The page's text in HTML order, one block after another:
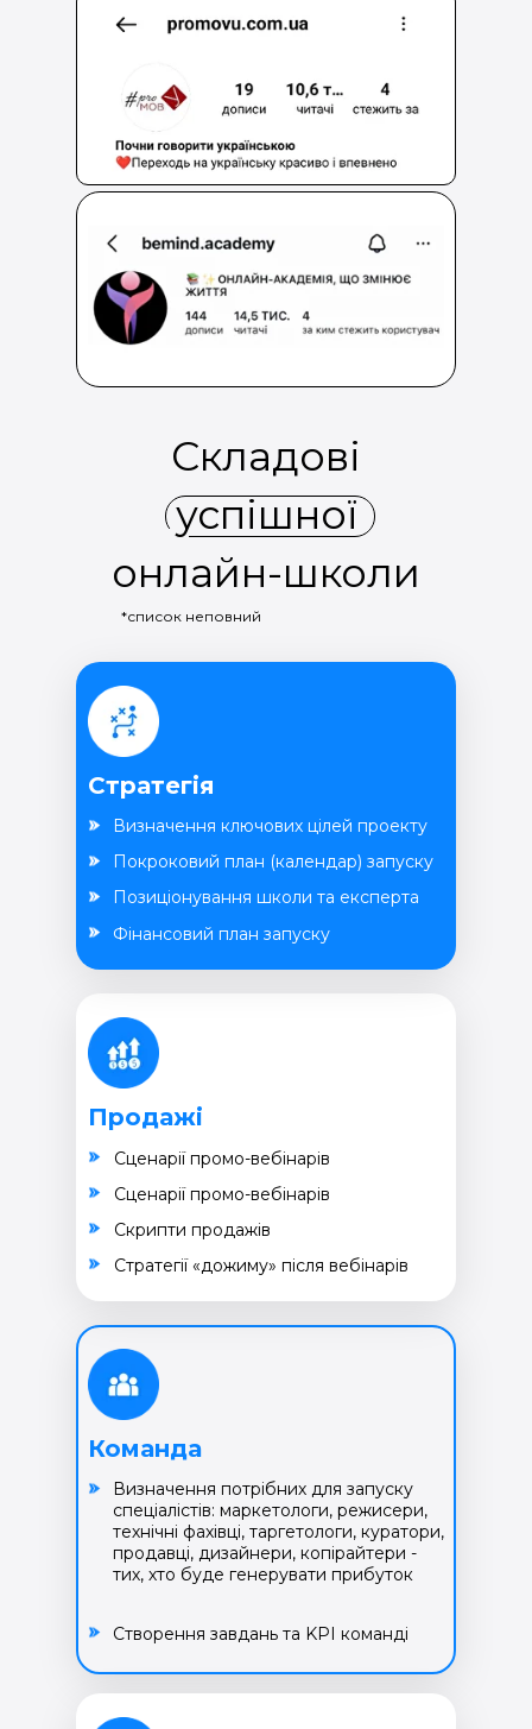
*список неповний
Складові
успішної
онлайн-школи
Команда
Визначення потрібних для запуску
спеціалістів: маркетологи, режисери,
технічні фахівці, таргетологи, куратори,
продавці, дизайнери, копірайтери -
тих, хто буде генерувати прибуток
Створення завдань та KPI команді
Стратегія
Визначення ключових цілей проекту
Позиціонування школи та експерта
Покроковий план (календар) запуску
Фінансовий план запуску
Продажі
Cценарії промо-вебінарів
Cкрипти продажів
Cценарії промо-вебінарів
Cтратегії «дожиму» після вебінарів